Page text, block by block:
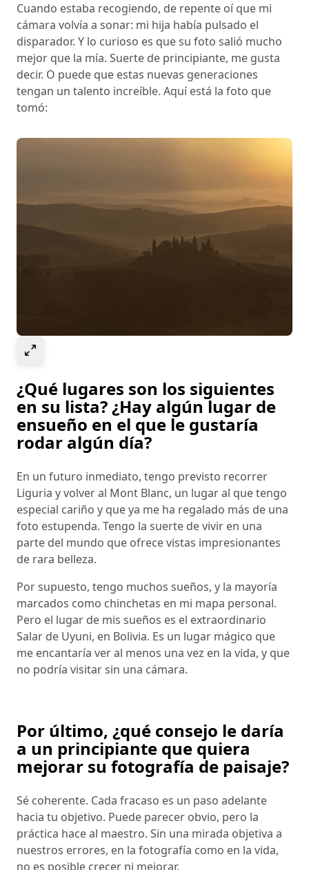
Cuando estaba recogiendo, de repente oí que mi
cámara volvía a sonar: mi hija había pulsado el
disparador. Y lo curioso es que su foto salió mucho
mejor que la mía. Suerte de principiante, me gusta
decir. O puede que estas nuevas generaciones
tengan un talento increíble. Aquí está la foto que
tomó:
¿Qué lugares son los siguientes
en su lista? ¿Hay algún lugar de
ensueño en el que le gustaría
rodar algún día?
En un futuro inmediato, tengo previsto recorrer
Liguria y volver al Mont Blanc, un lugar al que tengo
especial cariño y que ya me ha regalado más de una
foto estupenda. Tengo la suerte de vivir en una
parte del mundo que ofrece vistas impresionantes
de rara belleza.
Por supuesto, tengo muchos sueños, y la mayoría
marcados como chinchetas en mi mapa personal.
Pero el lugar de mis sueños es el extraordinario
Salar de Uyuni, en Bolivia. Es un lugar mágico que
me encantaría ver al menos una vez en la vida, y que
no podría visitar sin una cámara.
Por último, ¿qué consejo le daría
a un principiante que quiera
mejorar su fotografía de paisaje?
Sé coherente. Cada fracaso es un paso adelante
hacia tu objetivo. Puede parecer obvio, pero la
práctica hace al maestro. Sin una mirada objetiva a
nuestros errores, en la fotografía como en la vida,
no es posible crecer ni mejorar.